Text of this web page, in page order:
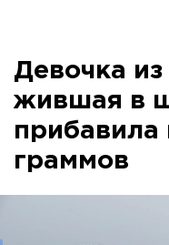
Девочка
жившая в
прибавила
граммов